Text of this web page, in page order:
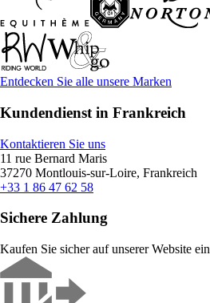
Entdecken Sie alle unsere Marken
Kundendienst in Frankreich
Kontaktieren Sie uns
11 rue Bernard Maris
37270 Montlouis-sur-Loire, Frankreich
+33 1 86 47 62 58
Sichere Zahlung
Kaufen Sie sicher auf unserer Website ein